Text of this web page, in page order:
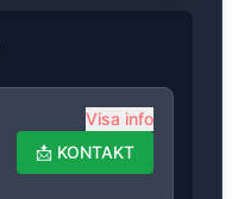
Visa info
📩 KONTAKT